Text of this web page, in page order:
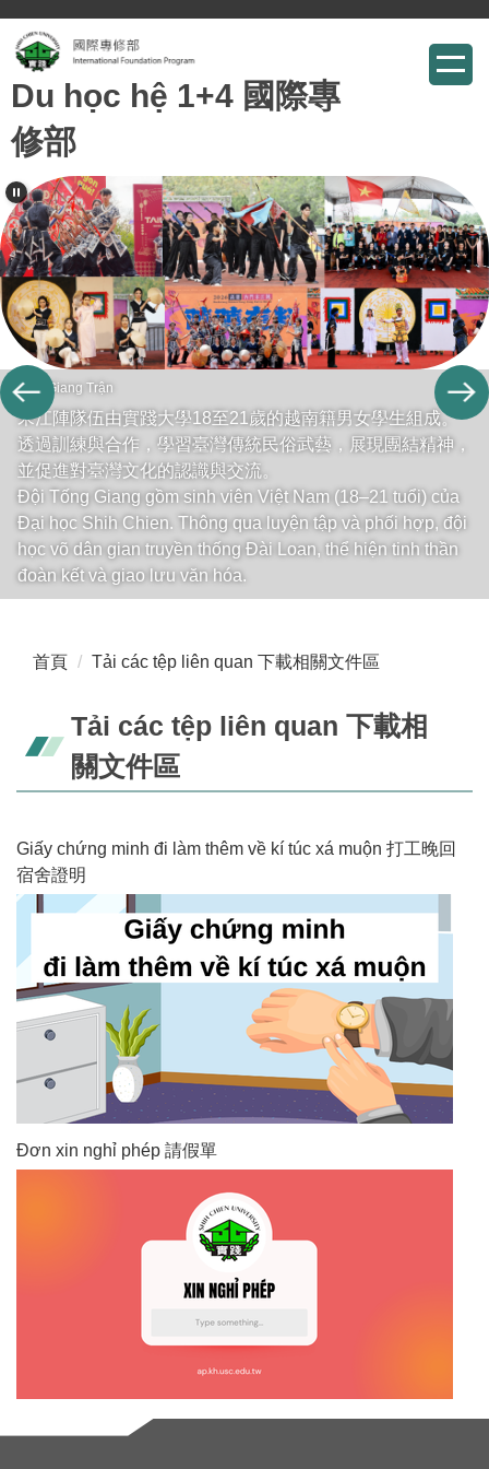
跳
到
主
內
區
Du học hệ 1+4 國際專
修部
Tống Giang Trận
宋江陣隊伍由實踐大學18至21歲的越南籍男女學生組成。
透過訓練與合作，學習臺灣傳統民俗武藝，展現團結精神，
並促進對臺灣文化的認識與交流。
Đội Tống Giang gồm sinh viên Việt Nam (18–21 tuổi) của
Đại học Shih Chien. Thông qua luyện tập và phối hợp, đội
học võ dân gian truyền thống Đài Loan, thể hiện tinh thần
đoàn kết và giao lưu văn hóa.
首頁 Tải các tệp liên quan 下載相關文件區
Tải các tệp liên quan 下載相
關文件區
Giấy chứng minh đi làm thêm về kí túc xá muộn 打工晚回
宿舍證明
Đơn xin nghỉ phép 請假單